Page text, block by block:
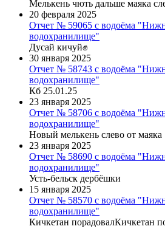
Мелькень чють дальше маяка
20 февраля 2025
Отчет № 59065 с водоёма
водохранилище"
Дусай кичуй✊
30 января 2025
Отчет № 58743 с водоёма
водохранилище"
Кб 25.01.25
23 января 2025
Отчет № 58706 с водоёма
водохранилище"
Новый мелькень слево от маяка
23 января 2025
Отчет № 58690 с водоёма
водохранилище"
Усть-бельск дербёшки
15 января 2025
Отчет № 58570 с водоёма
водохранилище"
Кичкетан порадовалКичкетан